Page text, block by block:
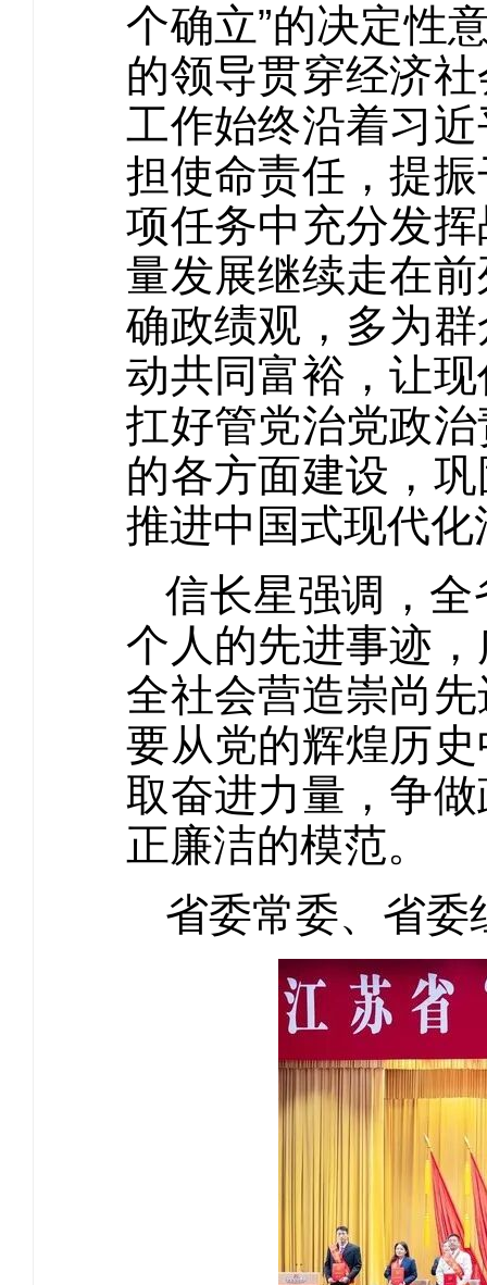
个确立”的决定性
的领导贯穿经济
工作始终沿着习
担使命责任，提
项任务中充分发
量发展继续走在
确政绩观，多为
动共同富裕，让
扛好管党治党政
的各方面建设，
推进中国式现代
信长星强调，
个人的先进事迹
全社会营造崇尚
要从党的辉煌历
取奋进力量，争
正廉洁的模范。
省委常委、省委